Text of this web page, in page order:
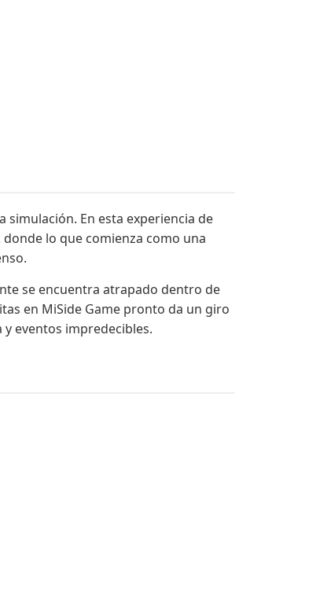
En esta experiencia de
lo que comienza como una
se encuentra atrapado dentro de
en MiSide Game pronto da un giro
eventos impredecibles.